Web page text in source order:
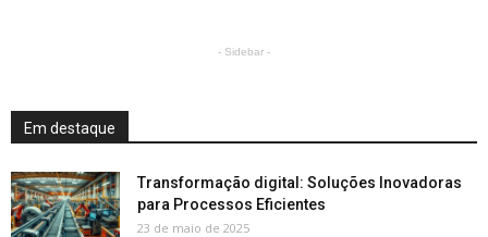
- Sidebar -
Em destaque
Transformação digital: Soluções Inovadoras
para Processos Eficientes
23 de maio de 2025